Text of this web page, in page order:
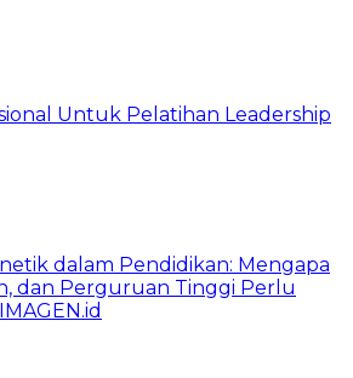
Untuk Pelatihan Leadership
dalam Pendidikan: Mengapa
dan Perguruan Tinggi Perlu